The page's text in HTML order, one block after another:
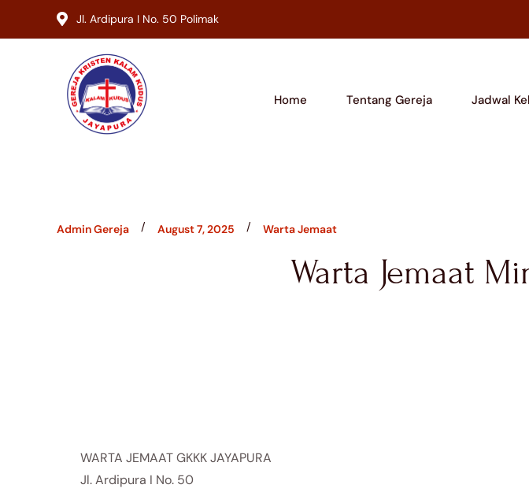
Jl. Ardipura I No. 50 Polimak
Home Tentang Gereja Jadwal
Admin Gereja / August 7, 2025 / Warta Jemaat
Warta Jemaat
WARTA JEMAAT GKKK JAYAPURA
Jl. Ardipura I No. 50